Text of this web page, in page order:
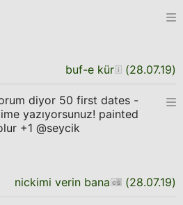
buf-e kür (28.07.19)
diyor 50 first dates -
yazıyorsunuz! painted
+1 @seycik
nickimi verin bana (28.07.19)